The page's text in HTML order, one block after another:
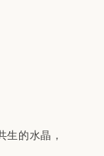
生的水晶，